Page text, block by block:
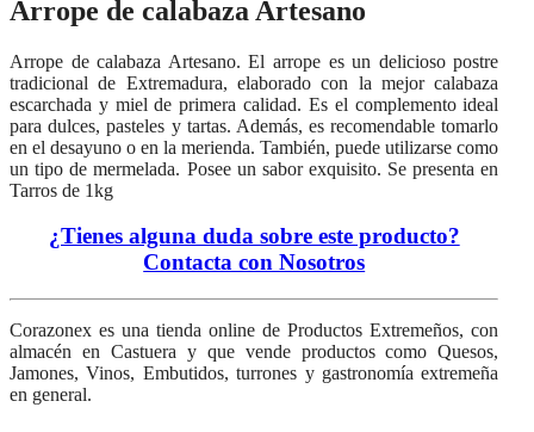
Arrope de calabaza Artesano
Arrope de calabaza Artesano. El arrope es un delicioso postre
tradicional de Extremadura, elaborado con la mejor calabaza
escarchada y miel de primera calidad. Es el complemento ideal
para dulces, pasteles y tartas. Además, es recomendable tomarlo
en el desayuno o en la merienda. También, puede utilizarse como
un tipo de mermelada. Posee un sabor exquisito. Se presenta en
Tarros de 1kg
¿Tienes alguna duda sobre este producto?
Contacta con Nosotros
Corazonex es una tienda online de Productos Extremeños, con
almacén en Castuera y que vende productos como Quesos,
Jamones, Vinos, Embutidos, turrones y gastronomía extremeña
en general.